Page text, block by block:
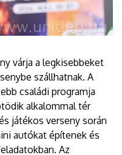
várja a legkisebbeket
szállhatnak. A
családi programja
alkalommal tér
játékos verseny során
autókat építenek és
Az